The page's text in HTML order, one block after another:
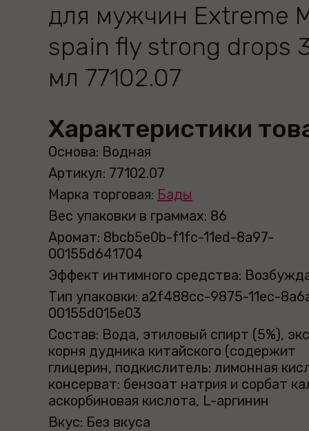
для мужчин Extreme
spain fly strong drops
мл 77102.07
Характеристики
Основа: Водная
Артикул: 77102.07
Марка торговая: Бады
Вес упаковки в граммах: 86
Аромат: 8bcb5e0b-f1fc-11ed-8a97-
00155d641704
Эффект интимного средства:
Тип упаковки: a2f488cc-9875-11ec-
00155d015e03
Состав: Вода, этиловый спирт (5%),
корня дудника китайского (содержит
глицерин, подкислитель: лимонная
консерват: бензоат натрия и сорбат
аскорбиновая кислота, L-аргинин
Вкус: Без вкуса